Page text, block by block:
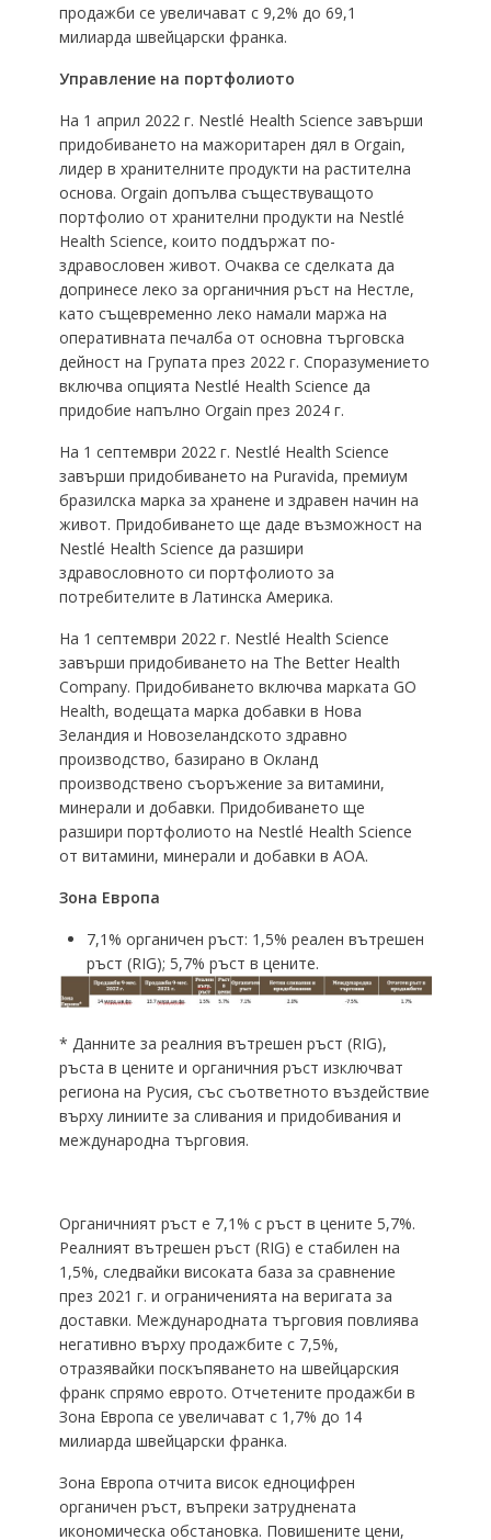
продажби се увеличават с 9,2% до 69,1
милиарда швейцарски франка.
Управление на портфолиото
На 1 април 2022 г. Nestlé Health Science завърши
придобиването на мажоритарен дял в Orgain,
лидер в хранителните продукти на растителна
основа. Orgain допълва съществуващото
портфолио от хранителни продукти на Nestlé
Health Science, които поддържат по-
здравословен живот. Очаква се сделката да
допринесе леко за органичния ръст на Нестле,
като същевременно леко намали маржа на
оперативната печалба от основна търговска
дейност на Групата през 2022 г. Споразумението
включва опцията Nestlé Health Science да
придобие напълно Orgain през 2024 г.
На 1 септември 2022 г. Nestlé Health Science
завърши придобиването на Puravida, премиум
бразилска марка за хранене и здравен начин на
живот. Придобиването ще даде възможност на
Nestlé Health Science да разшири
здравословното си портфолиото за
потребителите в Латинска Америка.
На 1 септември 2022 г. Nestlé Health Science
завърши придобиването на The Better Health
Company. Придобиването включва марката GO
Health, водещата марка добавки в Нова
Зеландия и Новозеландското здравно
производство, базирано в Окланд
производствено съоръжение за витамини,
минерали и добавки. Придобиването ще
разшири портфолиото на Nestlé Health Science
от витамини, минерали и добавки в AOA.
Зона Европа
7,1% органичен ръст: 1,5% реален вътрешен
ръст (RIG); 5,7% ръст в цените.
* Данните за реалния вътрешен ръст (RIG),
ръста в цените и органичния ръст изключват
региона на Русия, със съответното въздействие
върху линиите за сливания и придобивания и
международна търговия.
Органичният ръст е 7,1% с ръст в цените 5,7%.
Реалният вътрешен ръст (RIG) е стабилен на
1,5%, следвайки високата база за сравнение
през 2021 г. и ограниченията на веригата за
доставки. Международната търговия повлиява
негативно върху продажбите с 7,5%,
отразявайки поскъпяването на швейцарския
франк спрямо еврото. Отчетените продажби в
Зона Европа се увеличават с 1,7% до 14
милиарда швейцарски франка.
Зона Европа отчита висок едноцифрен
органичен ръст, въпреки затруднената
икономическа обстановка. Повишените цени,